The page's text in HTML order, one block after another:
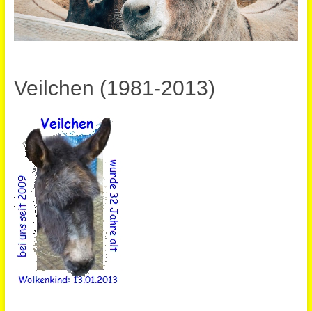
Veilchen (1981-2013)